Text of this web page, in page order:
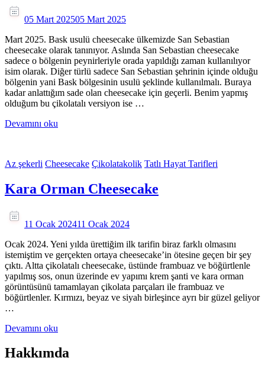
05 Mart 202505 Mart 2025
Mart 2025. Bask usulü cheesecake ülkemizde San Sebastian
cheesecake olarak tanınıyor. Aslında San Sebastian cheesecake
sadece o bölgenin peynirleriyle orada yapıldığı zaman kullanılıyor
isim olarak. Diğer türlü sadece San Sebastian şehrinin içinde olduğu
bölgenin yani Bask bölgesinin usulü şeklinde kullanılmalı. Buraya
kadar anlattığım sade olan cheesecake için geçerli. Benim yapmış
olduğum bu çikolatalı versiyon ise …
Devamını oku
Az şekerli Cheesecake Çikolatakolik Tatlı Hayat Tarifleri
Kara Orman Cheesecake
11 Ocak 202411 Ocak 2024
Ocak 2024. Yeni yılda ürettiğim ilk tarifin biraz farklı olmasını
istemiştim ve gerçekten ortaya cheesecake’in ötesine geçen bir şey
çıktı. Altta çikolatalı cheesecake, üstünde frambuaz ve böğürtlenle
yapılmış sos, onun üzerinde ev yapımı krem şanti ve kara orman
görüntüsünü tamamlayan çikolata parçaları ile frambuaz ve
böğürtlenler. Kırmızı, beyaz ve siyah birleşince ayrı bir güzel geliyor
…
Devamını oku
Hakkımda